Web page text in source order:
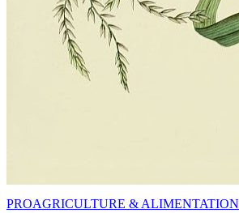
PROAGRICULTURE & ALIMENTATION